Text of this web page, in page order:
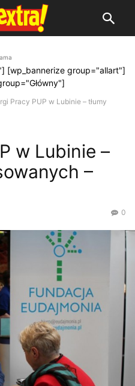
[wp_bannerize group="allart"]
Pracy PUP w Lubinie – tłumy
w Lubinie –
–
0